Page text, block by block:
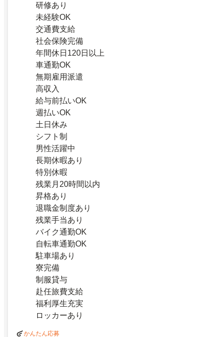
研修あり
未経験OK
交通費支給
社会保険完備
年間休日120日以上
車通勤OK
無期雇用派遣
高収入
給与前払いOK
週払いOK
土日休み
シフト制
男性活躍中
長期休暇あり
特別休暇
残業月20時間以内
昇格あり
退職金制度あり
残業手当あり
バイク通勤OK
自転車通勤OK
駐車場あり
寮完備
制服貸与
赴任旅費支給
福利厚生充実
ロッカーあり
かんたん応募